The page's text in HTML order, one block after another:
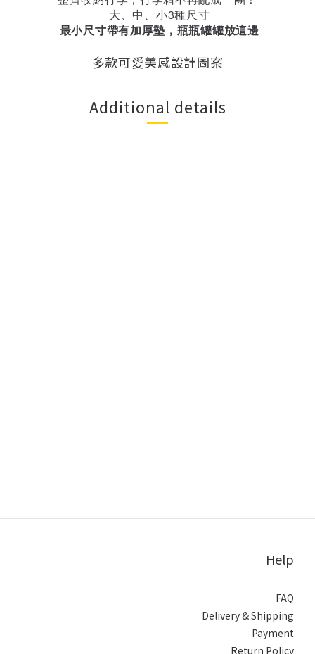
大、中、小3種尺寸
最小尺寸帶有加厚墊， 瓶瓶罐罐放這邊
多款可愛美感設計圖案
Additional details
Help
FAQ
Delivery & Shipping
Payment
Return Policy